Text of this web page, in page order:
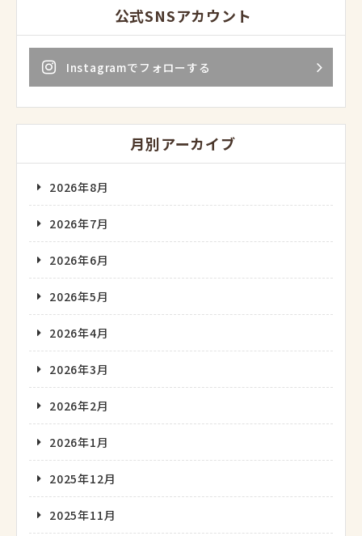
公式SNSアカウント
Instagramでフォローする
月別アーカイブ
2026年8月
2026年7月
2026年6月
2026年5月
2026年4月
2026年3月
2026年2月
2026年1月
2025年12月
2025年11月